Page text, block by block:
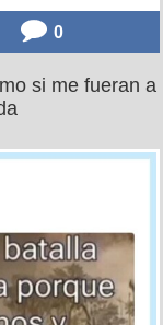
0
si me fueran a